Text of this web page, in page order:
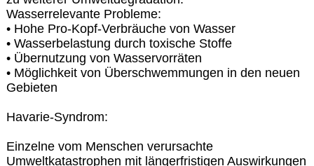
Wasserrelevante Probleme:
• Hohe Pro-Kopf-Verbräuche von Wasser
• Wasserbelastung durch toxische Stoffe
• Übernutzung von Wasservorräten
• Möglichkeit von Überschwemmungen in den neuen
Gebieten
Havarie-Syndrom:
Einzelne vom Menschen verursachte
Umweltkatastrophen mit längerfristigen Auswirkungen